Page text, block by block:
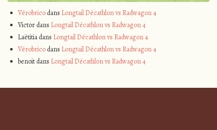
Vérobricodans Longtail Décathlon vs Radwagon 4
Victordans Longtail Décathlon vs Radwagon 4
Laëtitiadans Longtail Décathlon vs Radwagon 4
Vérobricodans Longtail Décathlon vs Radwagon 4
benoitdans Longtail Décathlon vs Radwagon 4